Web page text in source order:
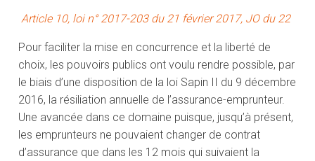
Article 10, loi n° 2017-203 du 21 février 2017, JO du 22
Pour faciliter la mise en concurrence et la liberté de
choix, les pouvoirs publics ont voulu rendre possible, par
le biais d’une disposition de la loi Sapin II du 9 décembre
2016, la résiliation annuelle de l’assurance-emprunteur.
Une avancée dans ce domaine puisque, jusqu’à présent,
les emprunteurs ne pouvaient changer de contrat
d’assurance que dans les 12 mois qui suivaient la